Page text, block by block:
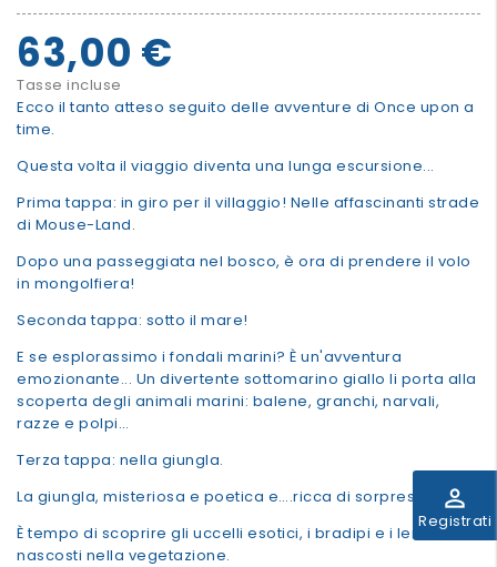
perm_identity
Registrati
63,00 €
Tasse incluse
Ecco il tanto atteso seguito delle avventure di Once upon a
time.
Questa volta il viaggio diventa una lunga escursione...
Prima tappa: in giro per il villaggio! Nelle affascinanti strade
di Mouse-Land.
Dopo una passeggiata nel bosco, è ora di prendere il volo
in mongolfiera!
Seconda tappa: sotto il mare!
E se esplorassimo i fondali marini? È un'avventura
emozionante... Un divertente sottomarino giallo li porta alla
scoperta degli animali marini: balene, granchi, narvali,
razze e polpi…
Terza tappa: nella giungla.
La giungla, misteriosa e poetica e….ricca di sorprese!
È tempo di scoprire gli uccelli esotici, i bradipi e i lemuri
nascosti nella vegetazione.